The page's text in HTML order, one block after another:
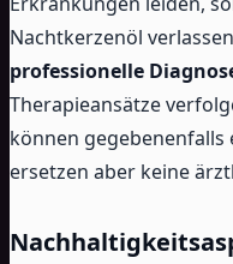
Nachtkerzenöl
professionelle
Therapieansätze
können gegebenenfalls
ersetzen aber keine